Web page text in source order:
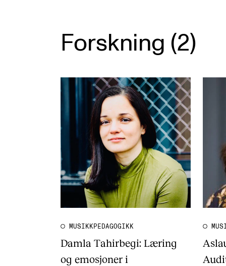
Forskning (2)
MUSIKKPEDAGOGIKK
Damla Tahirbegi: Læring
og emosjoner i